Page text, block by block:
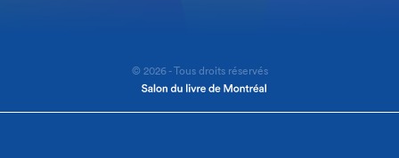
© 2026 - Tous droits réservés